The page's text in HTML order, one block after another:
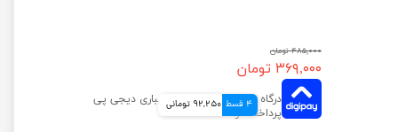
۴۸۵,۰۰۰ تومان
۳۶۹,۰۰۰ تومان
4 قسط 92,250 تومانی